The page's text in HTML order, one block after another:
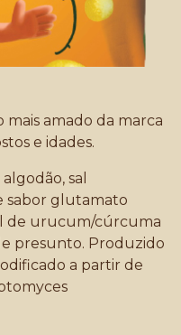
amado da marca
e idades.
sal
sabor glutamato
de urucum/cúrcuma
presunto. Produzido
a partir de